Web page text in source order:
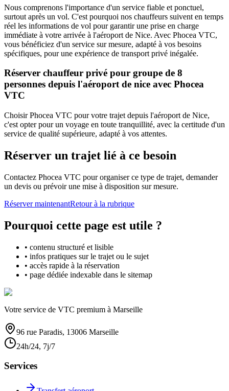
Nous comprenons l'importance d'un service fiable et ponctuel,
surtout après un vol. C'est pourquoi nos chauffeurs suivent en temps
réel les informations de vol pour garantir une prise en charge
immédiate à votre arrivée à l'aéroport de Nice. Avec Phocea VTC,
vous bénéficiez d'un service sur mesure, adapté à vos besoins
spécifiques, pour une expérience de transport privé inégalée.
Réserver chauffeur privé pour groupe de 8
personnes depuis l'aéroport de nice avec Phocea
VTC
Choisir Phocea VTC pour votre trajet depuis l'aéroport de Nice,
c'est opter pour un voyage en toute tranquillité, avec la certitude d'un
service de qualité supérieure, adapté à vos attentes.
Réserver un trajet lié à ce besoin
Contactez Phocea VTC pour organiser ce type de trajet, demander
un devis ou prévoir une mise à disposition sur mesure.
Réserver maintenantRetour à la rubrique
Pourquoi cette page est utile ?
• contenu structuré et lisible
• infos pratiques sur le trajet ou le sujet
• accès rapide à la réservation
• page dédiée indexable dans le sitemap
Votre service de VTC premium à Marseille
96 rue Paradis, 13006 Marseille
24h/24, 7j/7
Services